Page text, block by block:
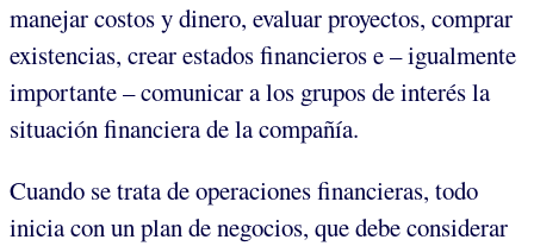
manejar costos y dinero, evaluar proyectos, comprar
existencias, crear estados financieros e – igualmente
importante – comunicar a los grupos de interés la
situación financiera de la compañía.
Cuando se trata de operaciones financieras, todo
inicia con un plan de negocios, que debe considerar